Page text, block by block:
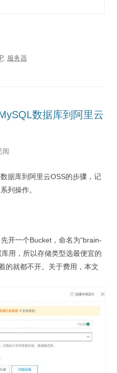
, 服务器
数据库到阿里云
阅
据库到阿里云OSS的步骤，记
列操作。
开一个Bucket，命名为“brain-
用，所以存储类型选最便宜的
的就都不开。关于费用，本文